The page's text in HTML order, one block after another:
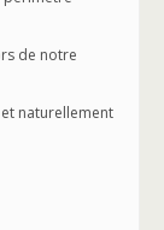
de notre
naturellement